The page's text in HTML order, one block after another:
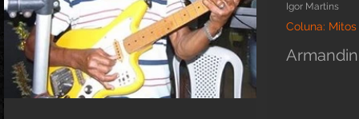
Coluna: Mitos
Igor Martins